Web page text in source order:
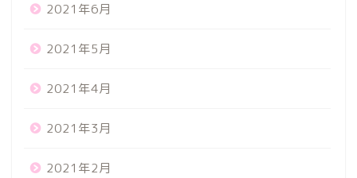
2021年6月
2021年5月
2021年4月
2021年3月
2021年2月